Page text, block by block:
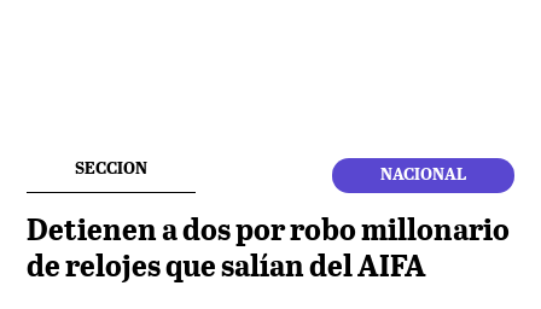
SECCION NACIONAL
Detienen a dos por robo millonario
de relojes que salían del AIFA